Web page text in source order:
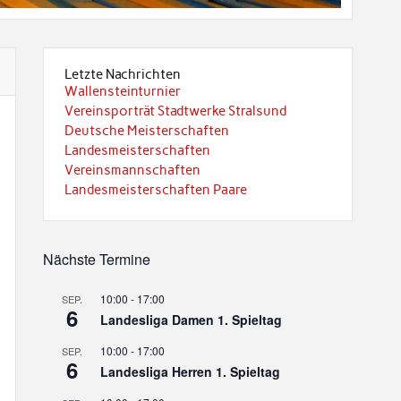
Letzte Nachrichten
Wallensteinturnier
Vereinsporträt Stadtwerke Stralsund
Deutsche Meisterschaften
Landesmeisterschaften
Vereinsmannschaften
Landesmeisterschaften Paare
Nächste Termine
SEP.
6
10:00 - 17:00
Landesliga Damen 1. Spieltag
SEP.
6
10:00 - 17:00
Landesliga Herren 1. Spieltag